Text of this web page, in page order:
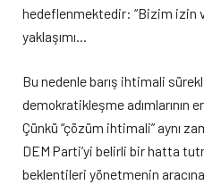
hedeflenmektedir: “Bizim izin
yaklaşımı…
Bu nedenle barış ihtimali
demokratikleşme adımlarının
Çünkü “çözüm ihtimali” aynı
DEM Parti’yi belirli bir hatta
beklentileri yönetmenin